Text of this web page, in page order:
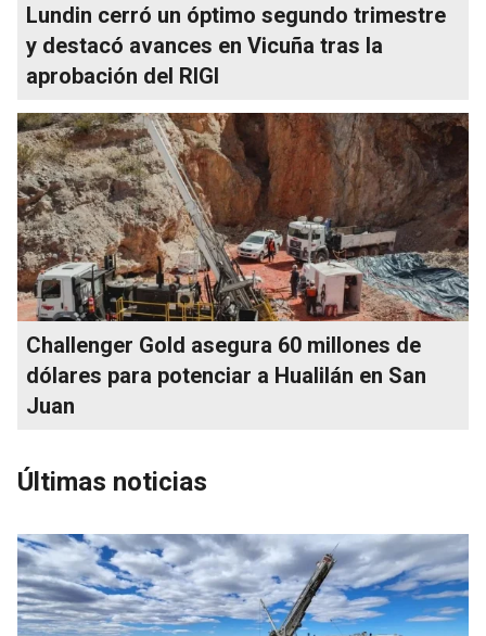
Lundin cerró un óptimo segundo trimestre
y destacó avances en Vicuña tras la
aprobación del RIGI
Challenger Gold asegura 60 millones de
dólares para potenciar a Hualilán en San
Juan
Últimas noticias